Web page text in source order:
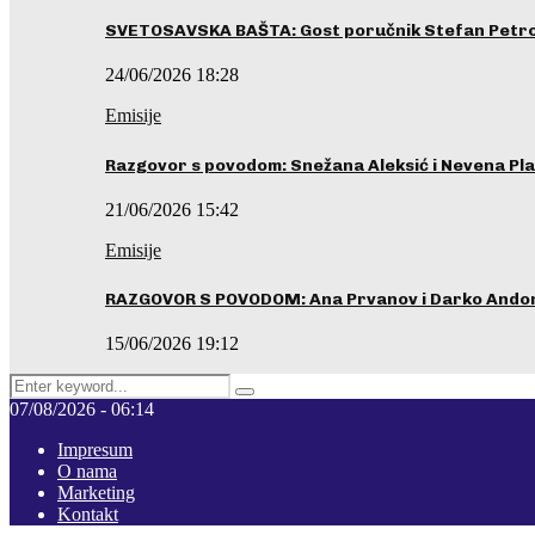
SVETOSAVSKA BAŠTA: Gost poručnik Stefan
24/06/2026 18:28
Emisije
Razgovor s povodom: Snežana Aleksić i Nevena
21/06/2026 15:42
Emisije
RAZGOVOR S POVODOM: Ana Prvanov i Darko
15/06/2026 19:12
Search
for:
Pretraga
07/08/2026 - 06:14
Impresum
O nama
Marketing
Kontakt